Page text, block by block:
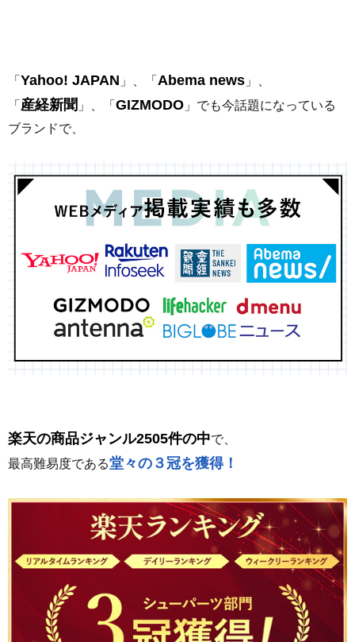
「 Yahoo! JAPAN 」、「 Abema news 」、
「 産経新聞 」、「 GIZMODO 」でも今話題になっている
ブランドで、
楽天の商品ジャンル2505件の中で、
最高難易度である堂々の３冠を獲得！